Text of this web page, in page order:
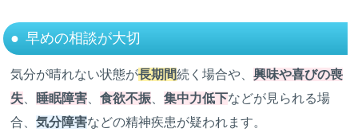
早めの相談が大切
気分が晴れない状態が長期間続く場合や、興味や喜びの喪
失
睡眠障害 、食欲不振 、集中力低下などが見られる場
合、気分障害などの精神疾患が疑われます。